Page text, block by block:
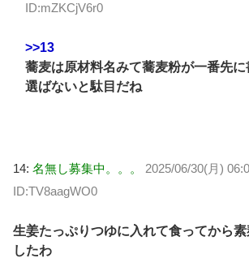
ID:mZKCjV6r0
>>13
蕎麦は原材料名みて蕎麦粉が一番先
選ばないと駄目だね
14: 名無し募集中。。。
2025/06/30(月)
ID:TV8aagWO0
生姜たっぷりつゆに入れて食ってから
したわ